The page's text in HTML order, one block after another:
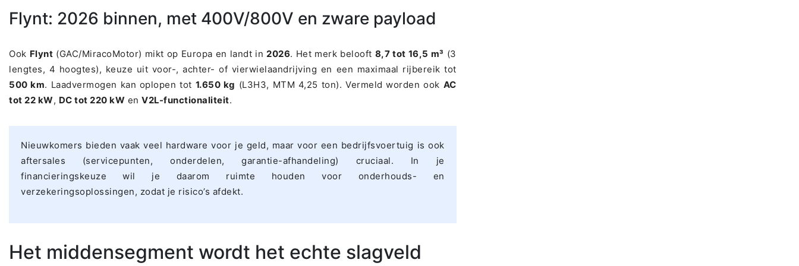
Flynt: 2026 binnen, met 400V/800V en zware payload
Ook Flynt (GAC/MiracoMotor) mikt op Europa en landt in2026. Het merk belooft 8,7 tot 16,5 m³ (3
lengtes, 4 hoogtes), keuze uit voor-, achter- of vierwielaandrijving en een maximaal rijbereik tot
500 km. Laadvermogen kan oplopen tot 1.650 kg (L3H3, MTM 4,25 ton). Vermeld worden ook AC
tot 22 kW, DC tot 220 kW en V2L-functionaliteit.
Nieuwkomers bieden vaak veel hardware voor je geld, maar voor een bedrijfsvoertuig is ook
aftersales (servicepunten, onderdelen, garantie-afhandeling) cruciaal. In je
financieringskeuze wil je daarom ruimte houden voor onderhouds- en
verzekeringsoplossingen, zodat je risico’s afdekt.
Het middensegment wordt het echte slagveld